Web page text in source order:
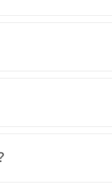
不便。
總人數，包含
擔心路線和交